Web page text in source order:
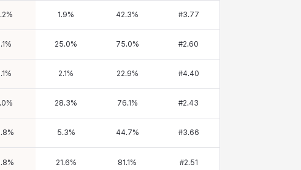
% 1.9% 42.3% #3.77
% 25.0% 75.0% #2.60
% 2.1 % 22.9% #4.40
% 28.3% 76.1 % #2.43
% 5.3% 44.7% #3.66
% 21.6% 81.1 % #2.51